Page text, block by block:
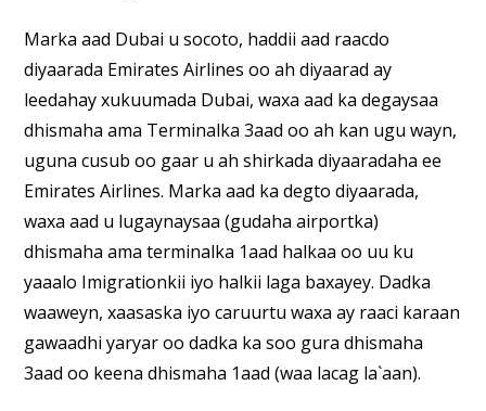
Marka aad Dubai u socoto, haddii aad raacdo
diyaarada Emirates Airlines oo ah diyaarad ay
leedahay xukuumada Dubai, waxa aad ka degaysaa
dhismaha ama Terminalka 3aad oo ah kan ugu wayn,
uguna cusub oo gaar u ah shirkada diyaaradaha ee
Emirates Airlines. Marka aad ka degto diyaarada,
waxa aad u lugaynaysaa (gudaha airportka)
dhismaha ama terminalka 1aad halkaa oo uu ku
yaaalo Imigrationkii iyo halkii laga baxayey. Dadka
waaweyn, xaasaska iyo caruurtu waxa ay raaci karaan
gawaadhi yaryar oo dadka ka soo gura dhismaha
3aad oo keena dhismaha 1aad (waa lacag la`aan).